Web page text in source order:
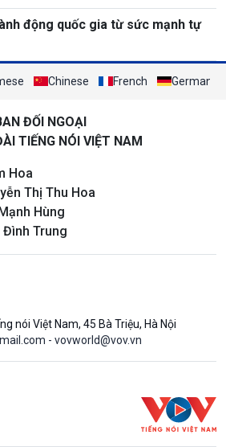
động quốc gia từ sức mạnh tự
Chinese French German
ĐỐI NGOẠI
TIẾNG NÓI VIỆT NAM
Hoa
Thị Thu Hoa
Hùng
Đình Trung
nói Việt Nam, 45 Bà Triệu, Hà Nội
- vovworld@vov.vn